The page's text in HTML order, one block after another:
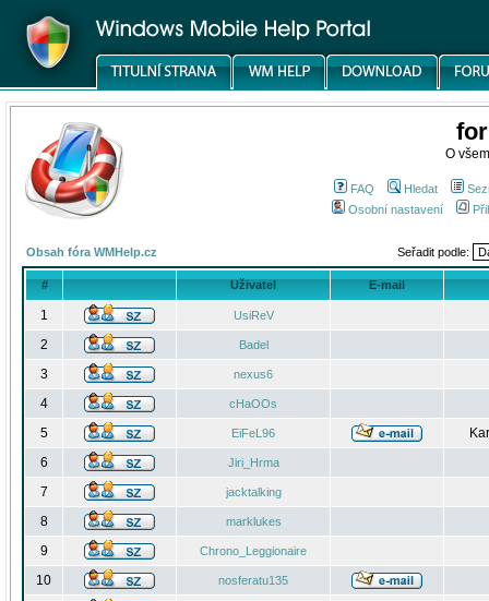
O
FAQ Hledat
Osobní nastavení
Obsah fóra WMHelp.cz Seřadit podle:
# Uživatel E-mail
1 UsiReV
2 Badel
3 nexus6
4 cHaOOs
5 EiFeL96
6
Jiri_Hrma
7 jacktalking
8 marklukes
9 Chrono_Leggionaire
10 nosferatu135